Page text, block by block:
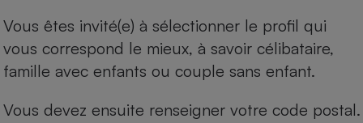
Vous êtes invité(e) à sélectionner le profil qui
vous correspond le mieux, à savoir célibataire,
famille avec enfants ou couple sans enfant.
Vous devez ensuite renseigner votre code postal.